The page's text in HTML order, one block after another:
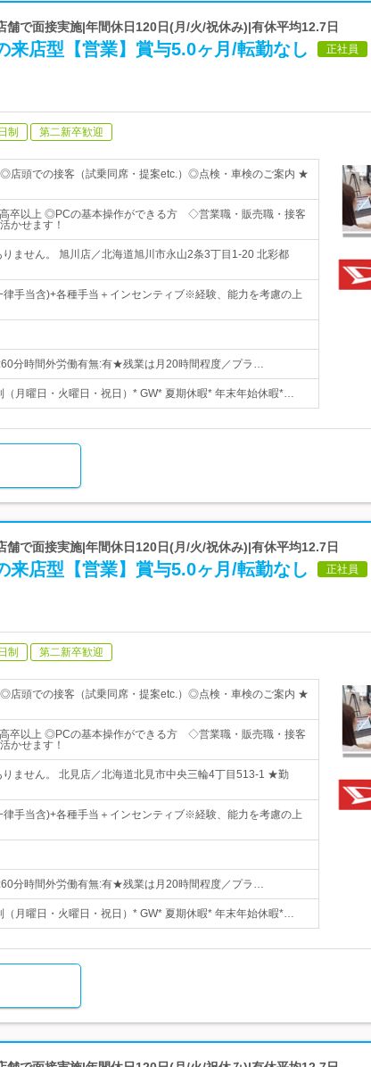
で面接実施|年間休日120日(月/火/祝休み)|有休平均12.7日
来店型【営業】賞与5.0ヶ月/転勤なし 正社員
制 第二新卒歓迎
◎店頭での接客（試乗同席・提案etc.）◎点検・車検のご案内 ★
卒以上 ◎PCの基本操作ができる方 ◇営業職・販売職・接客
かせます！
りません。 旭川店／北海道旭川市永山2条3丁目1-20 北彩都
手当含)+各種手当＋インセンティブ※経験、能力を考慮の上
分時間外労働有無:有★残業は月20時間程度／プラ…
（月曜日・火曜日・祝日）* GW* 夏期休暇* 年末年始休暇*…
で面接実施|年間休日120日(月/火/祝休み)|有休平均12.7日
来店型【営業】賞与5.0ヶ月/転勤なし 正社員
制 第二新卒歓迎
◎店頭での接客（試乗同席・提案etc.）◎点検・車検のご案内 ★
卒以上 ◎PCの基本操作ができる方 ◇営業職・販売職・接客
かせます！
りません。 北見店／北海道北見市中央三輪4丁目513-1 ★勤
手当含)+各種手当＋インセンティブ※経験、能力を考慮の上
分時間外労働有無:有★残業は月20時間程度／プラ…
（月曜日・火曜日・祝日）* GW* 夏期休暇* 年末年始休暇*…